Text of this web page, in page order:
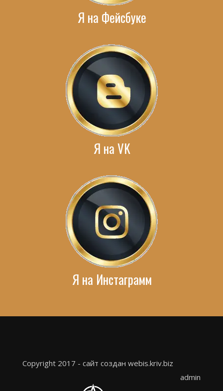
Я на Фейсбуке
Я на VK
Я на Инстаграмм
Copyright 2017 - сайт создан webis.kriv.biz
admin